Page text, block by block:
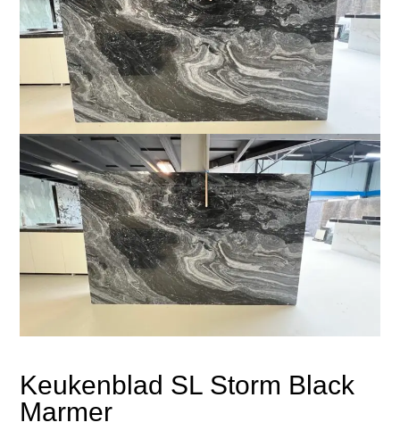
Keukenblad SL Storm Black
Marmer